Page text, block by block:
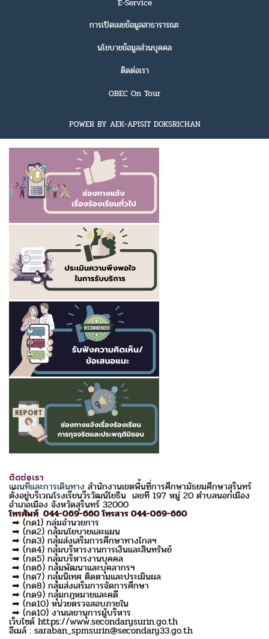
การเปิดเผยข้อมูลสาธารารณะ
นโยบายข้อมูลส่วนบุคคล
ติดต่อเรา
OBEC On Tour
POWER BY AEK-APISIT DOKSRICHAN
ติดต่อเรา
แผนที่และการเดินทางสำนักงานเขตพื้นที่การศึกษามัธยมศึกษาสุรินทร์
ตั้งอยู่บริเวณโรงเรียนวีรวัฒน์โยธิน เลขที่ 197 หมู่ 20 ตำบลนอกเมือง
อำเภอเมือง จังหวัดสุรินทร์ 32000
โทรศัพท์ 044-069-660 โทรสาร 044-069-660
➡ (กด1) กลุ่มอำนวยการ
➡ (กด2) กลุ่มนโยบายและแผน
➡ (กด3) กลุ่มส่งเสริมการศึกษาทางไกลฯ
➡ (กด4) กลุ่มบริหารงานการเงินและสินทรัพย์
➡ (กด5) กลุ่มบริหารงานบุคคล
➡ (กด6) กลุ่มพัฒนาและบุคลากรฯ
➡ (กด7) กลุ่มนิเทศ ติดตามและประเมินผล
➡ (กด8) กลุ่มส่งเสริมการจัดการศึกษา
➡ (กด9) กลุ่มกฎหมายและคดี
➡ (กด10) หน่วยตรวจสอบภายใน
➡ (กด10) งานเลขานุการผู้บริหาร
เว็บไซด์ https://www.secondarysurin.go.th
อีเมล์ : saraban_spmsurin@secondary33.go.th